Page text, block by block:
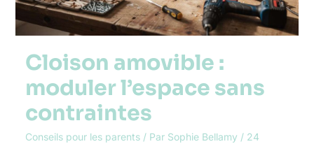
Cloison amovible :
moduler l’espace sans
contraintes
Conseils pour les parents/ Par Sophie Bellamy / 24